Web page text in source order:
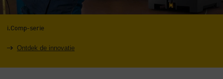
i.Comp-serie
Ontdek de innovatie